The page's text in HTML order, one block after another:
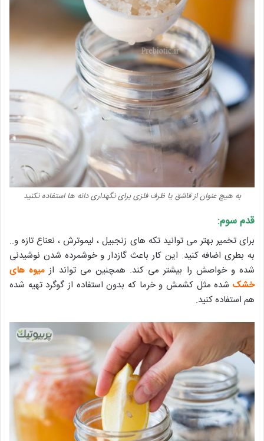
به هیچ عنوان از قاشق یا ظرف فلزی برای نگهداری دانه ها استفاده نکنید
قدم سوم:
برای تخمیر بهتر می توانید تکه های زنجبیل ، لیموترش ، نعناع تازه و..
به بطری اضافه کنید. این کار باعث گازدار و خوشمرده شدن نوشیدنی
شده و خواصش را بیشتر می کند. همچنین می تواند از میوه های
خشک شده مثل کشمش و خرما که بدون استفاده از گوگرد تهیه شده
هم استفاده کنید.